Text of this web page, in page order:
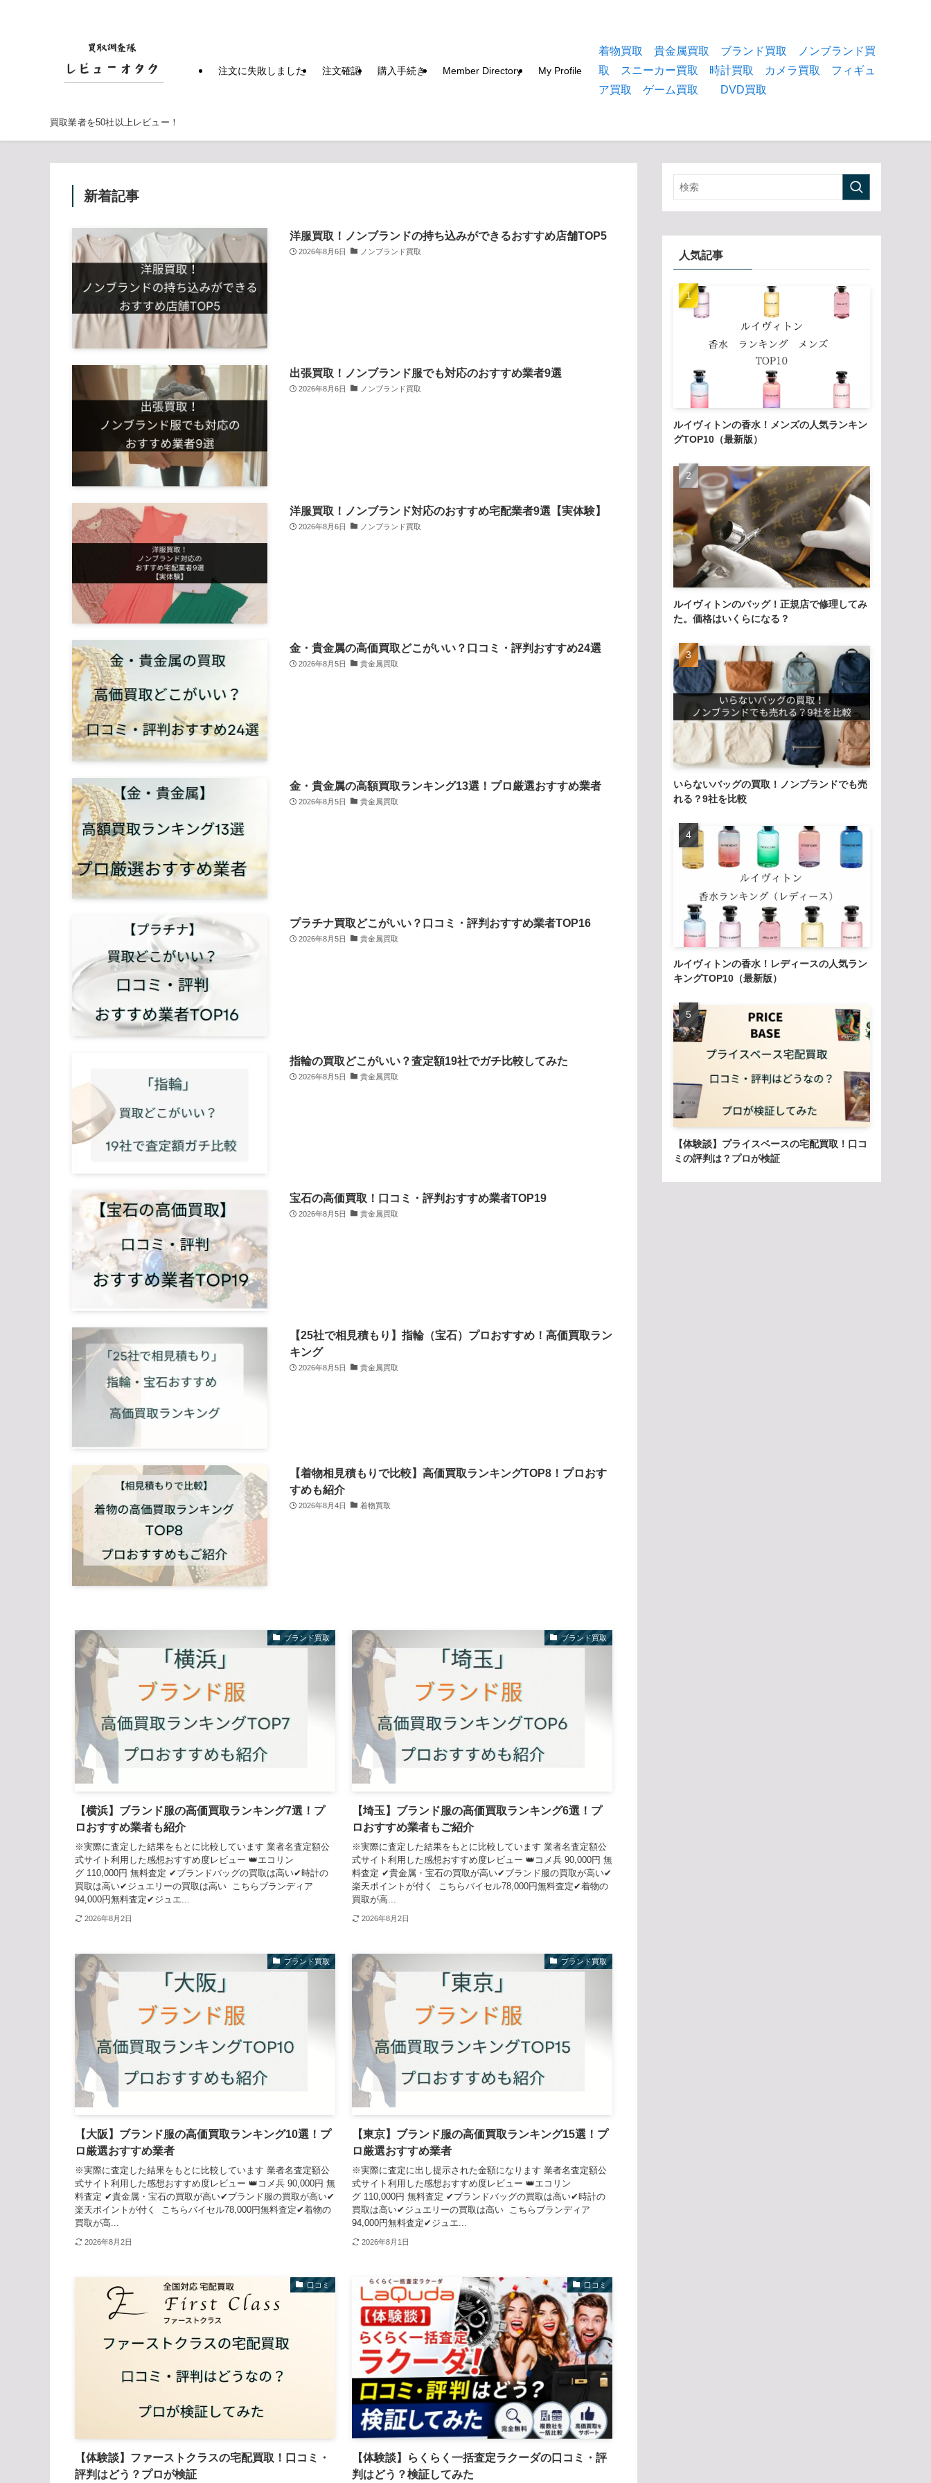
買取業者を50社以上レビュー！
注文に失敗しました 注文確認 購入手続き Member Directory My Profile
着物買取 貴金属買取 ブランド買取
ノンブランド買
取
スニーカー買取 時計買取 カメラ買取
フィギュ
ア買取
ゲーム買取 DVD買取
新着記事
洋服買取！ノンブランドの持ち込みができるおすすめ店舗TOP5
2026年8月6日 ノンブランド買取
出張買取！ノンブランド服でも対応のおすすめ業者9選
2026年8月6日 ノンブランド買取
洋服買取！ノンブランド対応のおすすめ宅配業者9選【実体験】
2026年8月6日 ノンブランド買取
金・貴金属の高価買取どこがいい？口コミ・評判おすすめ24選
2026年8月5日 貴金属買取
金・貴金属の高額買取ランキング13選！プロ厳選おすすめ業者
2026年8月5日 貴金属買取
プラチナ買取どこがいい？口コミ・評判おすすめ業者TOP16
2026年8月5日 貴金属買取
指輪の買取どこがいい？査定額19社でガチ比較してみた
2026年8月5日 貴金属買取
宝石の高価買取！口コミ・評判おすすめ業者TOP19
2026年8月5日 貴金属買取
【25社で相見積もり】指輪（宝石）プロおすすめ！高価買取ラン
キング
2026年8月5日 貴金属買取
【着物相見積もりで比較】高価買取ランキングTOP8！プロおす
すめも紹介
2026年8月4日 着物買取
ブランド買取
【横浜】ブランド服の高価買取ランキング7選！プ
ロおすすめ業者も紹介
※実際に査定した結果をもとに比較しています 業者名査定額公
式サイト利用した感想おすすめ度レビュー 👑エコリン
グ 110,000円 無料査定 ✔ブランドバッグの買取は高い✔時計の
買取は高い✔ジュエリーの買取は高い こちらブランディア
94,000円無料査定✔ジュエ...
2026年8月2日
ブランド買取
【埼玉】ブランド服の高価買取ランキング6選！プ
ロおすすめ業者もご紹介
※実際に査定した結果をもとに比較しています 業者名査定額公
式サイト利用した感想おすすめ度レビュー 👑コメ兵 90,000円 無
料査定 ✔貴金属・宝石の買取が高い✔ブランド服の買取が高い✔
楽天ポイントが付く こちらバイセル78,000円無料査定✔着物の
買取が高...
2026年8月2日
ブランド買取
【大阪】ブランド服の高価買取ランキング10選！プ
ロ厳選おすすめ業者
※実際に査定した結果をもとに比較しています 業者名査定額公
式サイト利用した感想おすすめ度レビュー 👑コメ兵 90,000円 無
料査定 ✔貴金属・宝石の買取が高い✔ブランド服の買取が高い✔
楽天ポイントが付く こちらバイセル78,000円無料査定✔着物の
買取が高...
2026年8月2日
ブランド買取
【東京】ブランド服の高価買取ランキング15選！プ
ロ厳選おすすめ業者
※実際に査定に出し提示された金額になります 業者名査定額公
式サイト利用した感想おすすめ度レビュー 👑エコリン
グ 110,000円 無料査定 ✔ブランドバッグの買取は高い✔時計の
買取は高い✔ジュエリーの買取は高い こちらブランディア
94,000円無料査定✔ジュエ...
2026年8月1日
口コミ
【体験談】ファーストクラスの宅配買取！口コミ・
評判はどう？プロが検証
口コミ
【体験談】らくらく一括査定ラクーダの口コミ・評
判はどう？検証してみた
人気記事
ルイヴィトンの香水！メンズの人気ランキン
グTOP10（最新版）
ルイヴィトンのバッグ！正規店で修理してみ
た。価格はいくらになる？
いらないバッグの買取！ノンブランドでも売
れる？9社を比較
ルイヴィトンの香水！レディースの人気ラン
キングTOP10（最新版）
【体験談】プライスベースの宅配買取！口コ
ミの評判は？プロが検証